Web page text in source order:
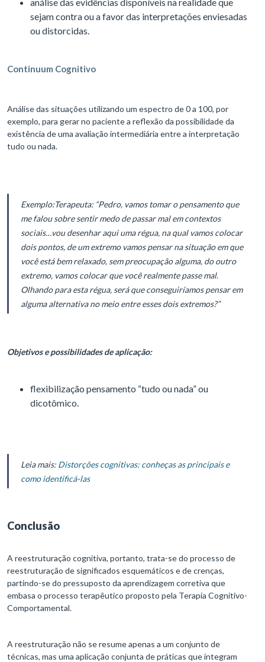
sejam contra ou a favor das interpretações enviesadas
ou distorcidas.
Continuum Cognitivo
Análise das situações utilizando um espectro de 0 a 100, por
exemplo, para gerar no paciente a reflexão da possibilidade da
existência de uma avaliação intermediária entre a interpretação
tudo ou nada.
Exemplo:Terapeuta: “Pedro, vamos tomar o pensamento que
me falou sobre sentir medo de passar mal em contextos
sociais…vou desenhar aqui uma régua, na qual vamos colocar
dois pontos, de um extremo vamos pensar na situação em que
você está bem relaxado, sem preocupação alguma, do outro
extremo, vamos colocar que você realmente passe mal.
Olhando para esta régua, será que conseguiríamos pensar em
alguma alternativa no meio entre esses dois extremos?”
Objetivos e possibilidades de aplicação:
flexibilização pensamento “tudo ou nada” ou
dicotômico.
Leia mais: Distorções cognitivas: conheças as principais e
como identificá-las
Conclusão
A reestruturação cognitiva, portanto, trata-se do processo de
reestruturação de significados esquemáticos e de crenças,
partindo-se do pressuposto da aprendizagem corretiva que
embasa o processo terapêutico proposto pela Terapia Cognitivo-
Comportamental.
A reestruturação não se resume apenas a um conjunto de
técnicas, mas uma aplicação conjunta de práticas que integram